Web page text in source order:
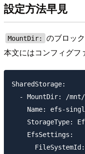
設定方法早見
MountDir:
のブロッ
本文にはコンフィグフ
SharedStorage:
- MountDir: /
Name: efs-
StorageType:
    EfsSettings: